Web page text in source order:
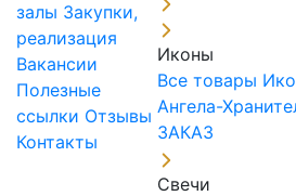
залы Закупки,
реализация
Вакансии
Полезные
ссылки Отзывы
Контакты
Иконы
Все товары
Ангела-
ЗАКАЗ
Свечи